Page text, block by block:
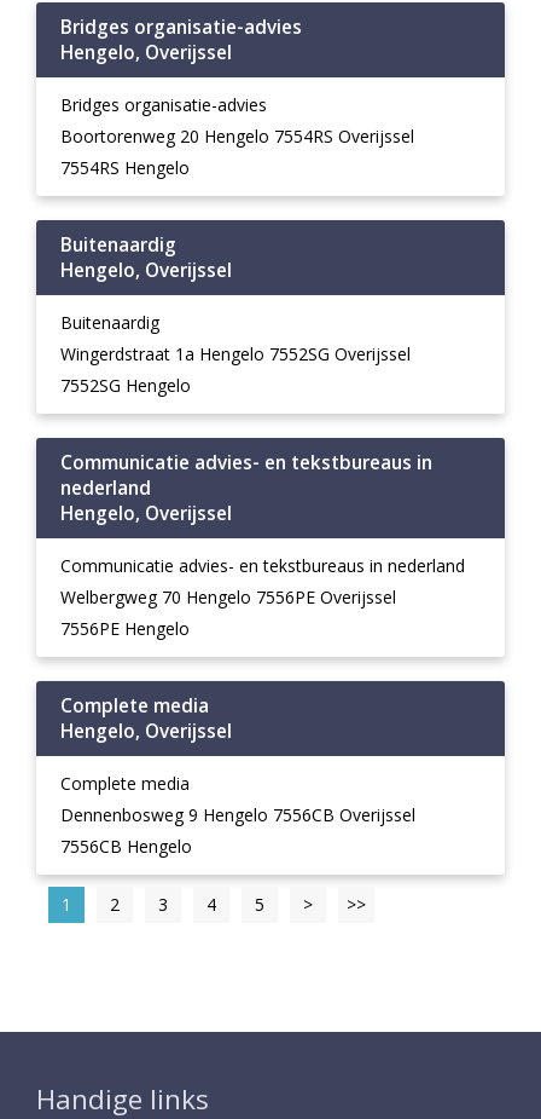
Bridges organisatie-advies
Hengelo, Overijssel
Bridges organisatie-advies
Boortorenweg 20 Hengelo 7554RS Overijssel
7554RS Hengelo
Buitenaardig
Hengelo, Overijssel
Buitenaardig
Wingerdstraat 1a Hengelo 7552SG Overijssel
7552SG Hengelo
Communicatie advies- en tekstbureaus in
nederland
Hengelo, Overijssel
Communicatie advies- en tekstbureaus in nederland
Welbergweg 70 Hengelo 7556PE Overijssel
7556PE Hengelo
Complete media
Hengelo, Overijssel
Complete media
Dennenbosweg 9 Hengelo 7556CB Overijssel
7556CB Hengelo
1 2 3 4 5 > >>
Handige links